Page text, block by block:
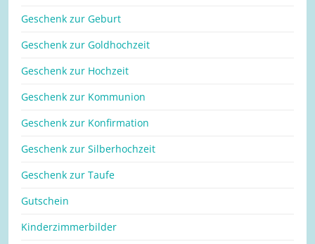
Geschenk zur Geburt
Geschenk zur Goldhochzeit
Geschenk zur Hochzeit
Geschenk zur Kommunion
Geschenk zur Konfirmation
Geschenk zur Silberhochzeit
Geschenk zur Taufe
Gutschein
Kinderzimmerbilder